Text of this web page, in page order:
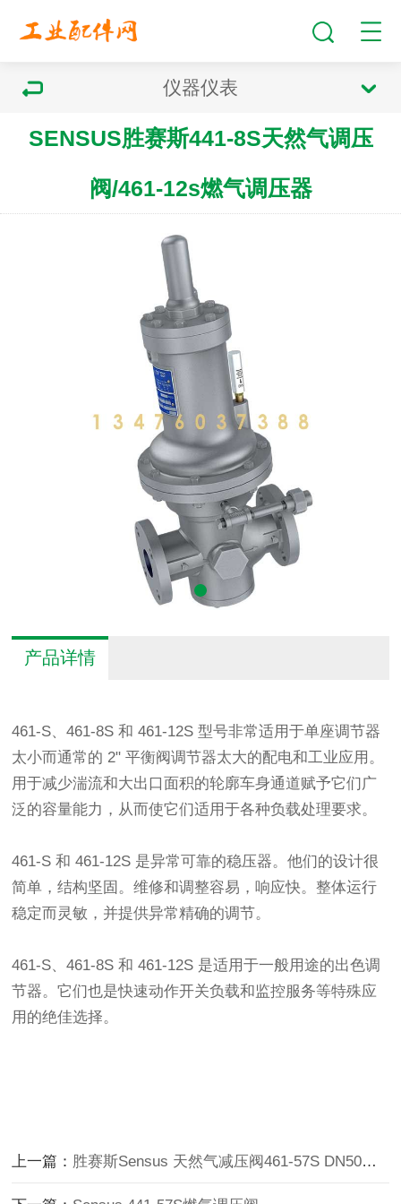
仪器仪表
SENSUS胜赛斯441-8S天然气调压
阀/461-12s燃气调压器
产品详情
461-S、461-8S 和 461-12S 型号非常适用于单座调节器
太小而通常的 2" 平衡阀调节器太大的配电和工业应用。
用于减少湍流和大出口面积的轮廓车身通道赋予它们广
泛的容量能力，从而使它们适用于各种负载处理要求。
461-S 和 461-12S 是异常可靠的稳压器。他们的设计很
简单，结构坚固。维修和调整容易，响应快。整体运行
稳定而灵敏，并提供异常精确的调节。
461-S、461-8S 和 461-12S 是适用于一般用途的出色调
节器。它们也是快速动作开关负载和监控服务等特殊应
用的绝佳选择。
上一篇： 胜赛斯Sensus 天然气减压阀461-57S DN50中压大容量燃气调压器